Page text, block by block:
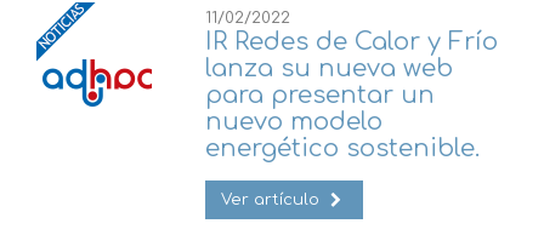
11/02/2022
IR Redes de Calor y Frío
lanza su nueva web
para presentar un
nuevo modelo
energético sostenible.
Ver artículo